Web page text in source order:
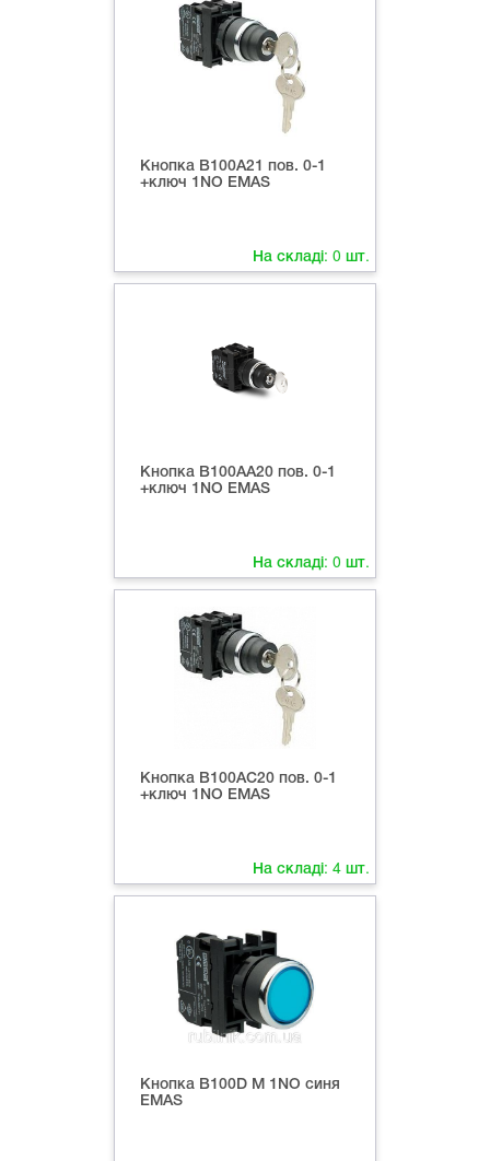
Кнопка B100A21 пов. 0-1
+ключ 1NO EMAS
На складі: 0 шт.
Кнопка B100AА20 пов. 0-1
+ключ 1NО EMAS
На складі: 0 шт.
Кнопка B100AС20 пов. 0-1
+ключ 1NO EMAS
На складі: 4 шт.
Кнопка B100D M 1NО синя
EMAS